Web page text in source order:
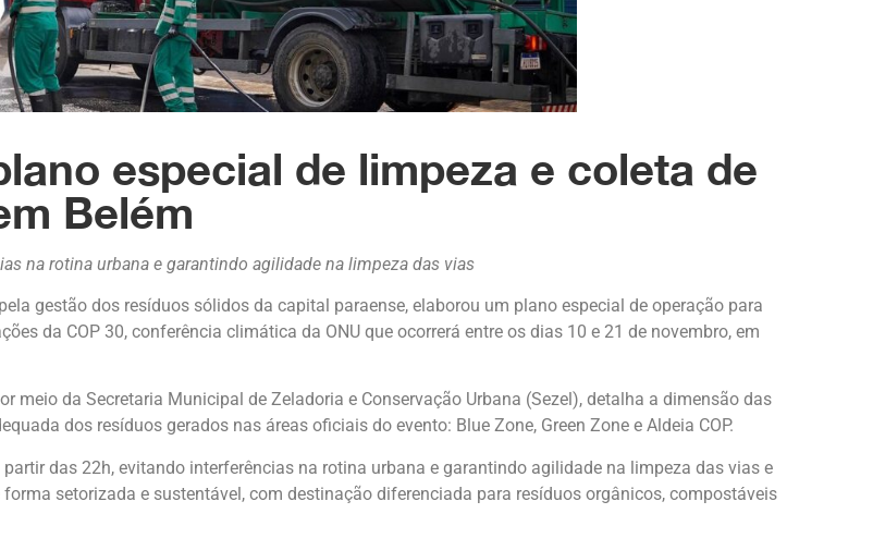
especial de limpeza e coleta de
Belém
na rotina urbana e garantindo agilidade na limpeza das vias
gestão dos resíduos sólidos da capital paraense, elaborou um plano especial de operação para
da COP 30, conferência climática da ONU que ocorrerá entre os dias 10 e 21 de novembro, em
meio da Secretaria Municipal de Zeladoria e Conservação Urbana (Sezel), detalha a dimensão das
dos resíduos gerados nas áreas oficiais do evento: Blue Zone, Green Zone e Aldeia COP.
das 22h, evitando interferências na rotina urbana e garantindo agilidade na limpeza das vias e
setorizada e sustentável, com destinação diferenciada para resíduos orgânicos, compostáveis